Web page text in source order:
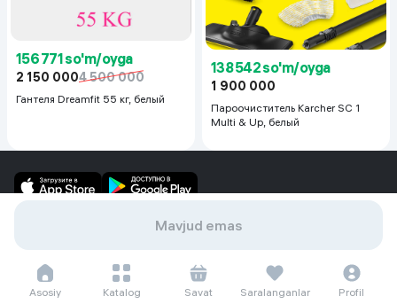
Mavjud emas
156 771 so'm/oyga
2 150 0004 500 000
Гантеля Dreamfit 55 кг, белый
138 542 so'm/oyga
1 900 000
Пароочиститель Karcher SC 1
Multi & Up, белый
Muddatli to'lov islomda
Asosiy Katalog Savat Saralanganlar Profil